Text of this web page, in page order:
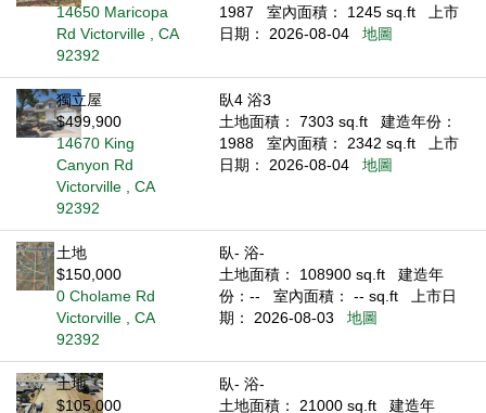
14650 Maricopa
Rd Victorville , CA
92392
1987
室內面積： 1245 sq.ft
上市
日期： 2026-08-04
地圖
獨立屋
$499,900
14670 King
Canyon Rd
Victorville , CA
92392
臥4 浴3
土地面積： 7303 sq.ft
建造年份：
1988
室內面積： 2342 sq.ft
上市
日期： 2026-08-04
地圖
土地
$150,000
0 Cholame Rd
Victorville , CA
92392
臥- 浴-
土地面積： 108900 sq.ft
建造年
份：--
室內面積： -- sq.ft
上市日
期： 2026-08-03
地圖
土地
$105,000
臥- 浴-
土地面積： 21000 sq.ft
建造年